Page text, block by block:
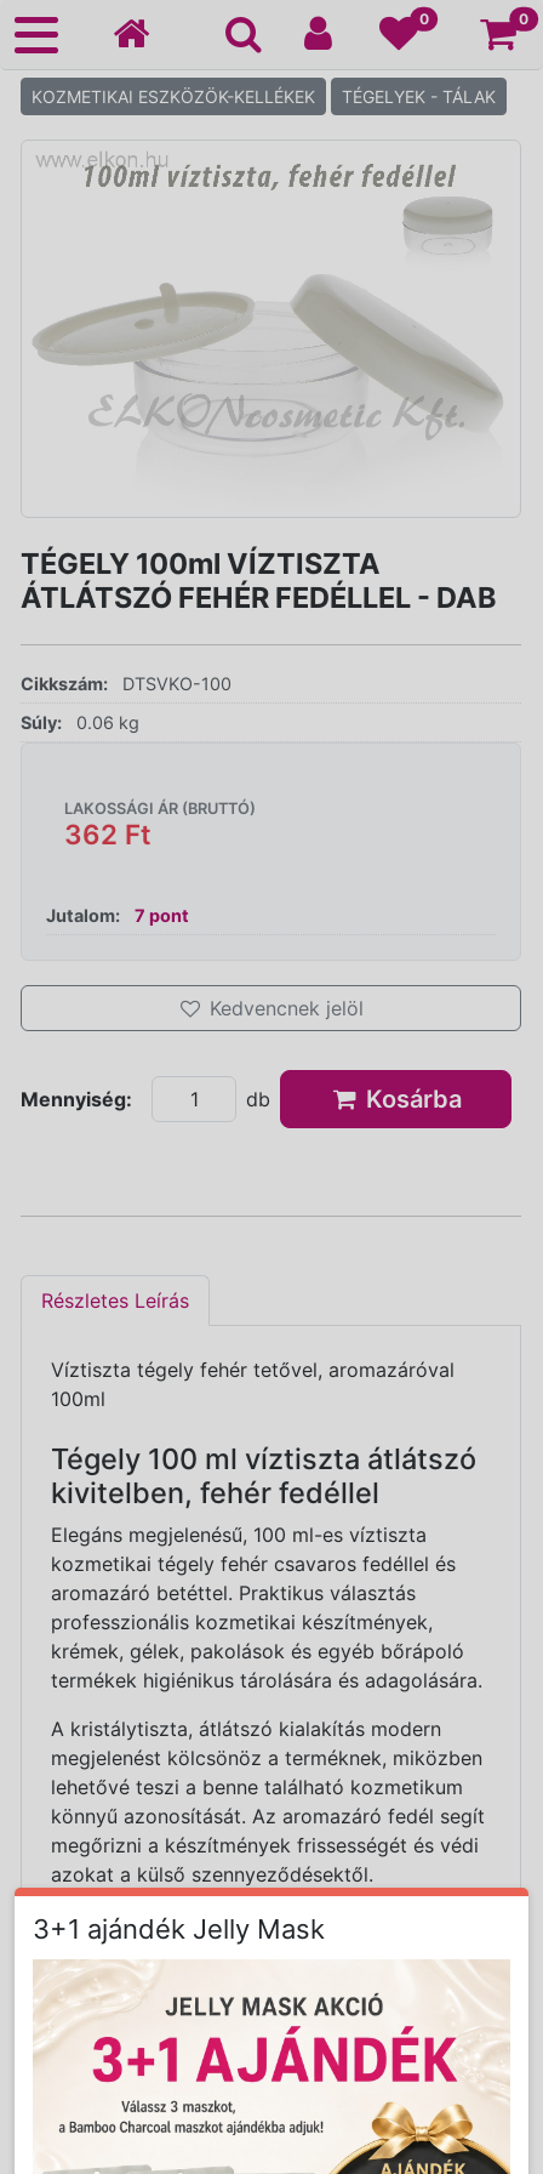
0 0
KOZMETIKAI ESZKÖZÖK-KELLÉKEK TÉGELYEK - TÁLAK
TÉGELY 100ml VÍZTISZTA
ÁTLÁTSZÓ FEHÉR FEDÉLLEL - DAB
Cikkszám:
DTSVKO-100
Súly:
0.06 kg
LAKOSSÁGI ÁR (BRUTTÓ)
362 Ft
Jutalom: 7 pont
Kedvencnek jelöl
Mennyiség: db Kosárba
Részletes Leírás
Víztiszta tégely fehér tetővel, aromazáróval
100ml
Tégely 100 ml víztiszta átlátszó
kivitelben, fehér fedéllel
Elegáns megjelenésű, 100 ml-es víztiszta
kozmetikai tégely fehér csavaros fedéllel és
aromazáró betéttel. Praktikus választás
professzionális kozmetikai készítmények,
krémek, gélek, pakolások és egyéb bőrápoló
termékek higiénikus tárolására és adagolására.
A kristálytiszta, átlátszó kialakítás modern
megjelenést kölcsönöz a terméknek, miközben
lehetővé teszi a benne található kozmetikum
könnyű azonosítását. Az aromazáró fedél segít
megőrizni a készítmények frissességét és védi
azokat a külső szennyeződésektől.
Professzionális megoldás
kozmetikusok számára
A sikeres kozmetikai kezelések egyik
legfontosabb eleme a megfelelő otthoni
utóápolás. Ezzel a 100 ml-es tégellyel a
kozmetikusok lehetőséget kapnak arra, hogy a
kezelések során használt professzionális
készítményeket kisebb kiszerelésben ajánlják
3+1 ajándék Jelly Mask